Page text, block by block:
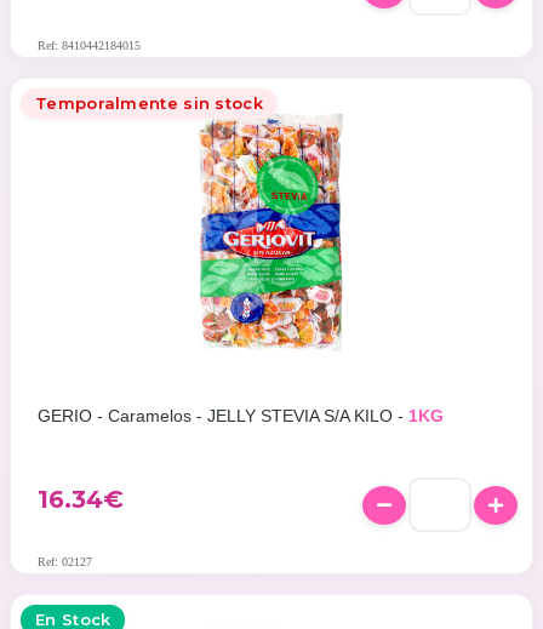
Ref: 8410442184015
Temporalmente sin stock
GERIO - Caramelos - JELLY STEVIA S/A KILO - 1KG
16.34€
Ref: 02127
En Stock